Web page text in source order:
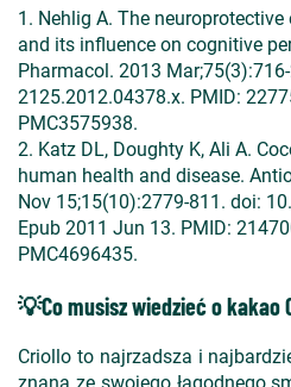
1. Nehlig A. The
and its influence on cognitive
Pharmacol. 2013
2125.2012.04378.x. PMID:
PMC3575938.
2. Katz DL, Doughty K, Ali A.
human health and disease.
Nov 15;15(10):2779-811. doi:
Epub 2011 Jun 13. PMID:
PMC4696435.
💡Co musisz wiedzieć o kakao
Criollo to najrzadsza i